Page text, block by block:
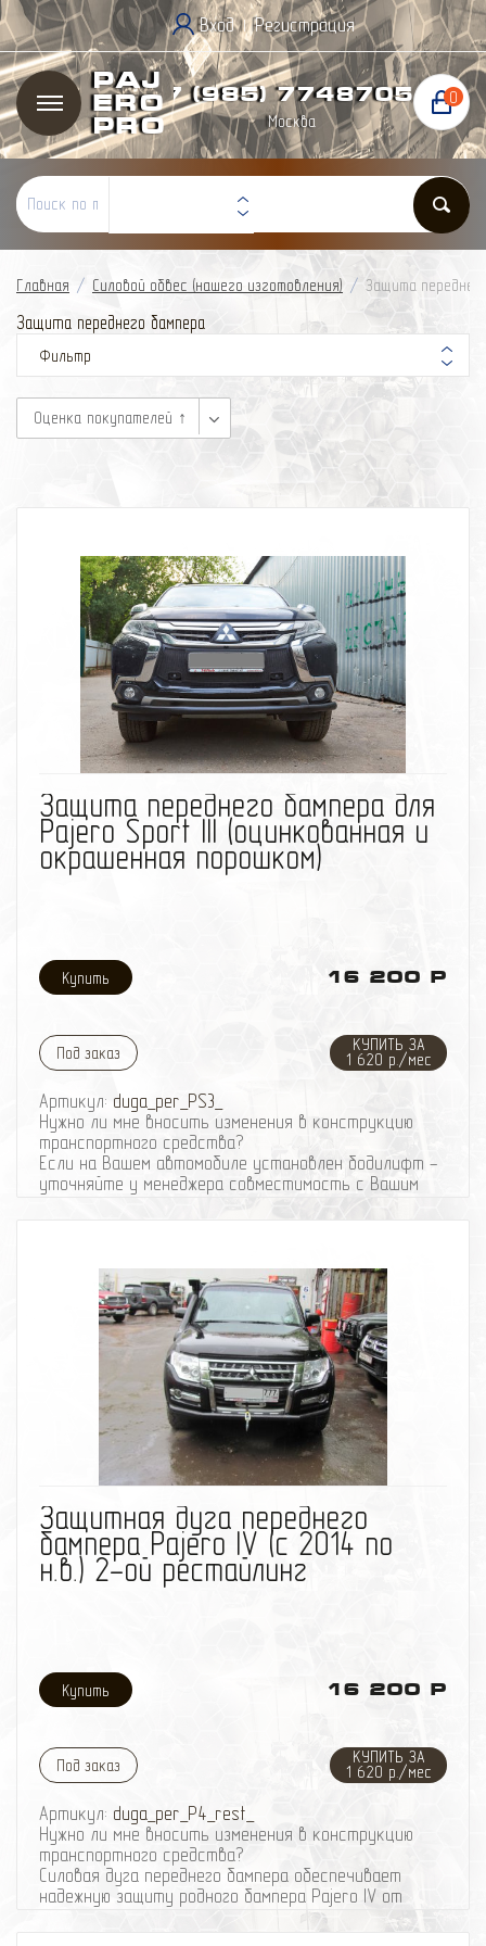
Вход | Регистрация
Paj
ero
Pro
+7 (985) 7748705
Москва
0
Фильтр
Главная / Силовой обвес (нашего изготовления) / Защита
Защита переднего бампера
Оценка покупателей ↑
Защита переднего бампера для
Pajero Sport III (оцинкованная и
окрашенная порошком)
16 200 Р
Под заказ
КУПИТЬ ЗА
1 620 р./мес
Артикул: duga_per_PS3_
Нужно ли мне вносить изменения в конструкцию
транспортного средства?
Если на Вашем автомобиле установлен бодилифт -
уточняйте у менеджера совместимость с Вашим
трубы 3.5 мм, стойки крепления к раме из листа 10
При отсутствии механических повреждений
гаpантия на покраску всех наших изделий - полгода.
Подробнее о защите Вы можете узнать здесь
Получить подробную консультацию или записаться
на установку, Вы можете по телефону: 8-495-
05
Защитная дуга переднего
бампера Pajero IV (с 2014 по
н.в.) 2-ой рестайлинг
16 200 Р
Под заказ
КУПИТЬ ЗА
1 620 р./мес
Артикул: duga_per_P4_rest_
Нужно ли мне вносить изменения в конструкцию
транспортного средства?
Cиловая дуга переднего бампера обеспечивает
надежную защиту родного бампера Pajero IV от
сколов, царапин и повреждений, а также вселяет
уверенность при парковке (высокий бордюр,